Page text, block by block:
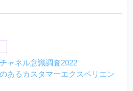
ャネル意識調査2022
あるカスタマーエクスペリエン